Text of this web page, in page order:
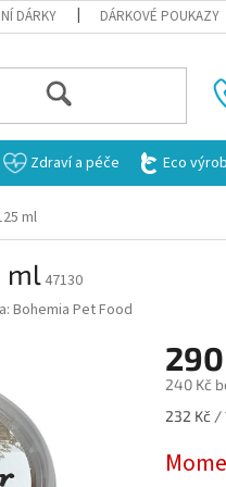
DÁRKY DÁRKOVÉ POUKAZY
HLEDAT
Zdraví a péče Eco
ml
ml 47130
Bohemia Pet Food
240 Kč
Měrná
232 Kč /